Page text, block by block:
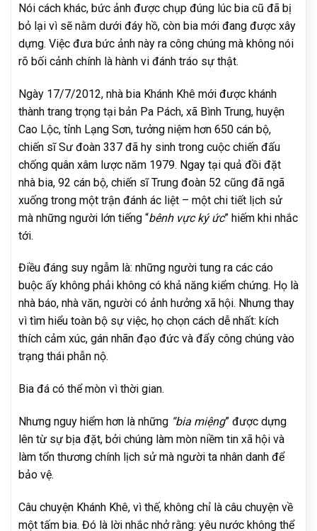
Nói cách khác, bức ảnh được chụp đúng lúc bia cũ đã bị
bỏ lại vì sẽ nằm dưới đáy hồ, còn bia mới đang được xây
dựng. Việc đưa bức ảnh này ra công chúng mà không nói
rõ bối cảnh chính là hành vi đánh tráo sự thật.
Ngày 17/7/2012, nhà bia Khánh Khê mới được khánh
thành trang trọng tại bản Pa Pách, xã Bình Trung, huyện
Cao Lộc, tỉnh Lạng Sơn, tưởng niệm hơn 650 cán bộ,
chiến sĩ Sư đoàn 337 đã hy sinh trong cuộc chiến đấu
chống quân xâm lược năm 1979. Ngay tại quả đồi đặt
nhà bia, 92 cán bộ, chiến sĩ Trung đoàn 52 cũng đã ngã
xuống trong một trận đánh ác liệt – một chi tiết lịch sử
mà những người lớn tiếng “bênh vực ký ức” hiếm khi nhắc
tới.
Điều đáng suy ngẫm là: những người tung ra các cáo
buộc ấy không phải không có khả năng kiểm chứng. Họ là
nhà báo, nhà văn, người có ảnh hưởng xã hội. Nhưng thay
vì tìm hiểu toàn bộ sự việc, họ chọn cách dễ nhất: kích
thích cảm xúc, gán nhãn đạo đức và đẩy công chúng vào
trạng thái phẫn nộ.
Bia đá có thể mòn vì thời gian.
Nhưng nguy hiểm hơn là những “bia miệng” được dựng
lên từ sự bịa đặt, bởi chúng làm mòn niềm tin xã hội và
làm tổn thương chính lịch sử mà người ta nhân danh để
bảo vệ.
Câu chuyện Khánh Khê, vì thế, không chỉ là câu chuyện về
một tấm bia. Đó là lời nhắc nhở rằng: yêu nước không thể